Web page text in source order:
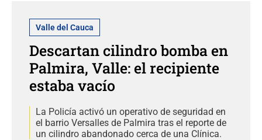
Valle del Cauca
Descartan cilindro bomba en
Palmira, Valle: el recipiente
estaba vacío
La Policía activó un operativo de seguridad en
el barrio Versalles de Palmira tras el reporte de
un cilindro abandonado cerca de una Clínica.